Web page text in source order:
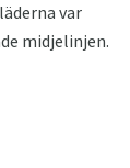
var
midjelinjen.